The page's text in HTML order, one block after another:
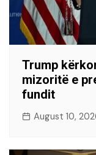
Trump
mizoritë e
fundit
August 10,